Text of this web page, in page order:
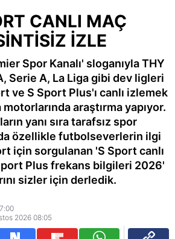
CANLI MAÇ
İZLE
Spor Kanalı' sloganıyla THY
Serie A, La Liga gibi dev ligleri
ve S Sport Plus'ı canlı izlemek
araştırma yapıyor.
yanı sıra tarafsız spor
özellikle futbolseverlerin ilgi
için sorgulanan 'S Sport canlı
Plus frekans bilgileri 2026'
sizler için derledik.
2026 08:05